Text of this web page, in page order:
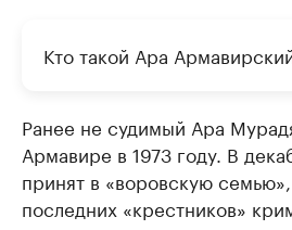
Кто такой Ара
Ранее не судимый Ара
Армавире в 1973 году. В
принят в «воровскую
последних «крестников»